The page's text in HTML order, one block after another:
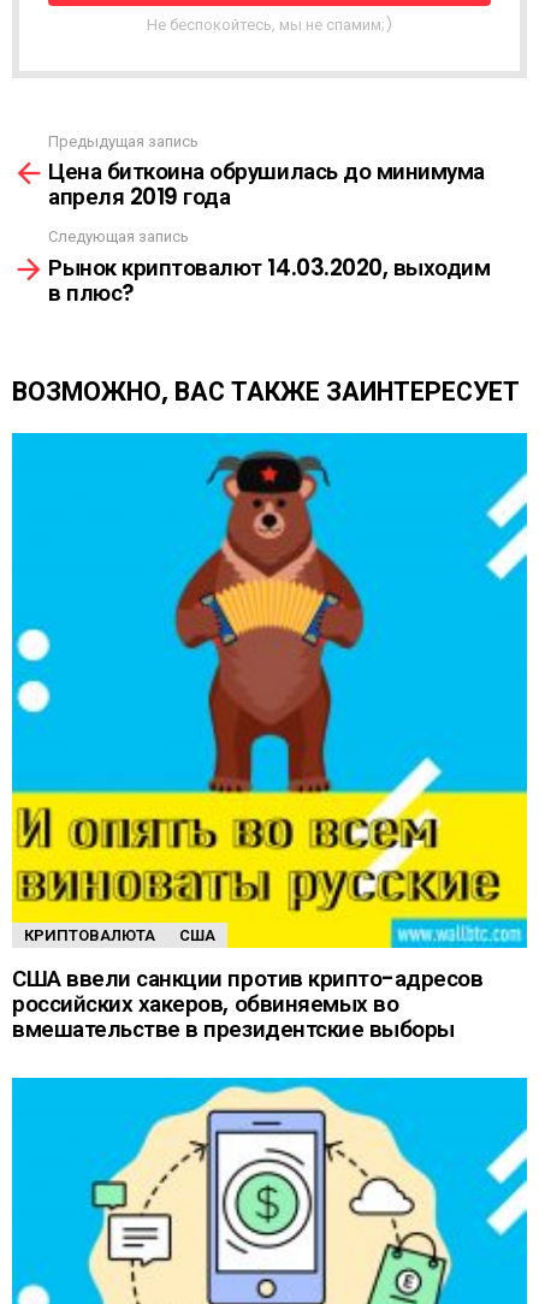
Я
А
С
Ы
Л
К
А
Не беспокойтесь, мы не спамим;)
м
е
щ
Предыдущая запись
Цена биткоина обрушилась до минимума
апреля 2019 года
Следующая запись
Рынок криптовалют 14.03.2020, выходим
в плюс?
ВОЗМОЖНО, ВАС ТАКЖЕ ЗАИНТЕРЕСУЕТ
КРИПТОВАЛЮТА США
США ввели санкции против крипто-адресов
российских хакеров, обвиняемых во
вмешательстве в президентские выборы